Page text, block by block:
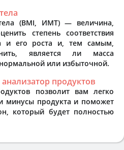
(BMI, ИМТ) — величина,
степень соответствия
и его роста и, тем самым,
является ли масса
или избыточной.
продуктов
позволит вам легко
минусы продукта и поможет
который будет полностью